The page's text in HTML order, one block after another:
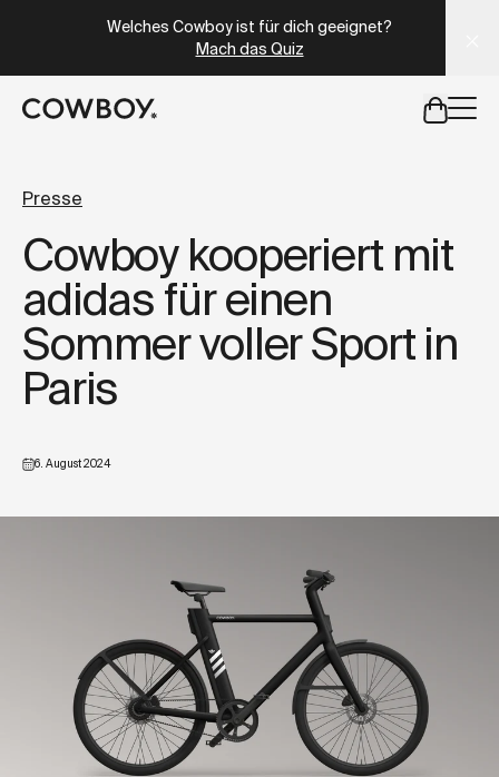
Welches Cowboy ist für dich geeignet?
Mach das Quiz
abereine Probefahrt ist in
abereine Probefahrt ist in deiner Nähe verfügbar
Cowboy kooperiert mit
adidas für einen
Sommer voller Sport in
Paris
6. August 2024
Presse